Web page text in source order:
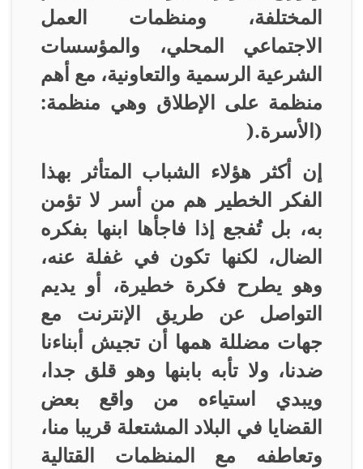
المختلفة، ومنظمات العمل
الاجتماعي المحلي، والمؤسسات
الشرعية الرسمية والتعاونية، مع أهم
منظمة على الإطلاق وهي منظمة:
(الأسرة).
إن أكثر هؤلاء الشباب المتأثر بهذا
الفكر الخطير هم من أسر لا تؤمن
به، بل تُفجع إذا فاجأها ابنها بفكره
الضال، لكنها تكون في غفلة عنه،
وهو يطرح فكرة خطيرة، أو يديم
التواصل عن طريق الإنترنت مع
جهات مضللة همها أن تجيش أبناءنا
ضدنا، ولا تأبه بابنها وهو قلق جدا،
ويبدي استياءه من واقع بعض
القضايا في البلاد المشتعلة قريبا منا،
وتعاطفه مع المنظمات القتالية